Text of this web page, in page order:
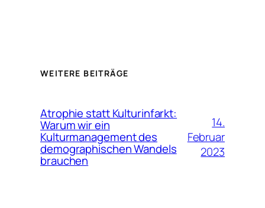
WEITERE BEITRÄGE
Atrophie statt Kulturinfarkt:
Warum wir ein
Kulturmanagement des
demographischen Wandels
brauchen
14.
Februar
2023